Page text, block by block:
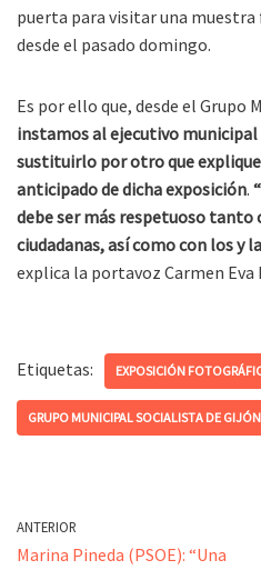
puerta para visitar una
desde el pasado domingo.
Es por ello que, desde el Grupo
instamos al ejecutivo
sustituirlo por otro que
anticipado de dicha exposición.
debe ser más respetuoso tanto
ciudadanas, así como con los y
explica la portavoz Carmen Eva
Etiquetas: EXPOSICIÓN
GRUPO MUNICIPAL SOCIALISTA DE
ANTERIOR
Marina Pineda (PSOE): “Una